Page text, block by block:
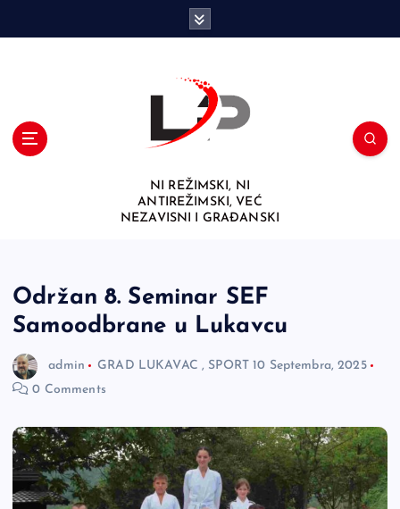
NI REŽIMSKI, NI
ANTIREŽIMSKI, VEĆ
NEZAVISNI I GRAĐANSKI
Održan 8. Seminar SEF
Samoodbrane u Lukavcu
admin GRAD LUKAVAC , SPORT 10 Septembra, 2025
0 Comments